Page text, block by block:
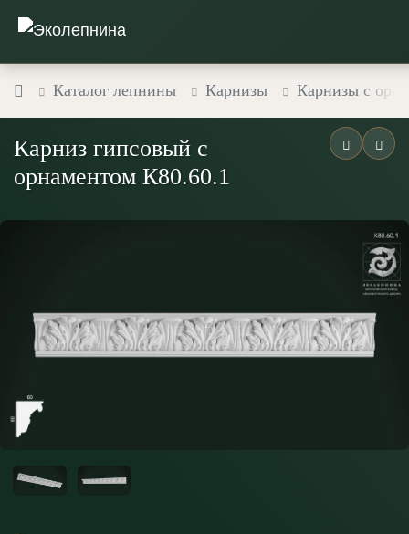
Каталог лепнины Карнизы Карнизы с
Карниз гипсовый с
орнаментом К80.60.1